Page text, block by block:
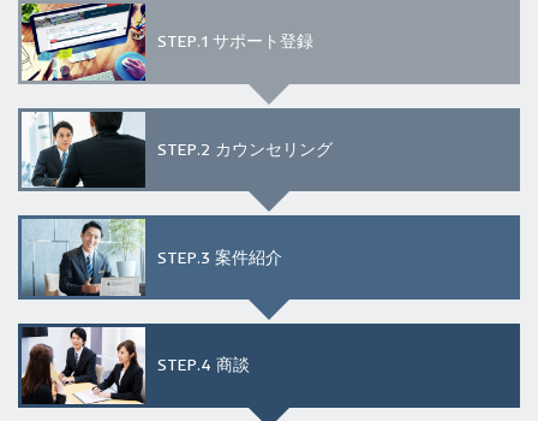
STEP.1 サポート登録
STEP.2 カウンセリング
STEP.3 案件紹介
STEP.4 商談